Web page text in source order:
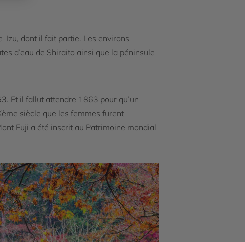
Izu, dont il fait partie. Les environs
d’eau de Shiraito ainsi que la péninsule
Et il fallut attendre 1863 pour qu’un
siècle que les femmes furent
Fuji a été inscrit au Patrimoine mondial